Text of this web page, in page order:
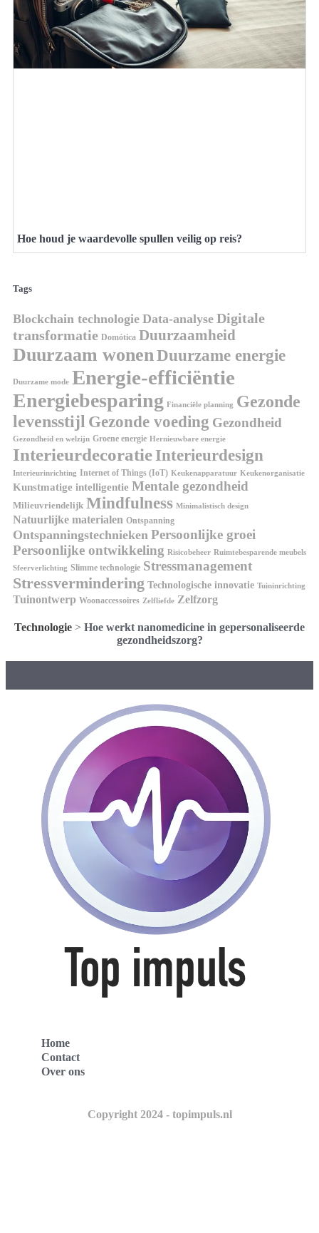
Hoe houd je waardevolle spullen veilig op reis?
Tags
Blockchain technologie Data-analyse Digitale
transformatie Domótica Duurzaamheid
Duurzaam wonenDuurzame energie
Duurzame mode Energie-efficiëntie
Energiebesparing Financiële planning Gezonde
levensstijl Gezonde voeding Gezondheid
Gezondheid en welzijn Groene energie Hernieuwbare energie
InterieurdecoratieInterieurdesign
Interieurinrichting Internet of Things (IoT) Keukenapparatuur Keukenorganisatie
Kunstmatige intelligentie Mentale gezondheid
Milieuvriendelijk Mindfulness Minimalistisch design
Natuurlijke materialen Ontspanning
Ontspanningstechnieken Persoonlijke groei
Persoonlijke ontwikkeling Risicobeheer Ruimtebesparende meubels
Sfeerverlichting Slimme technologie Stressmanagement
Stressvermindering Technologische innovatie Tuininrichting
Tuinontwerp Woonaccessoires Zelfliefde Zelfzorg
Technologie > Hoe werkt nanomedicine in gepersonaliseerde
gezondheidszorg?
Home
Contact
Over ons
Copyright 2024 - topimpuls.nl